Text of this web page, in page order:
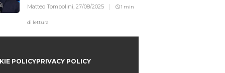
Matteo Tombolini, 27/08/2025 1 min
di lettura
POLICYPRIVACY POLICY